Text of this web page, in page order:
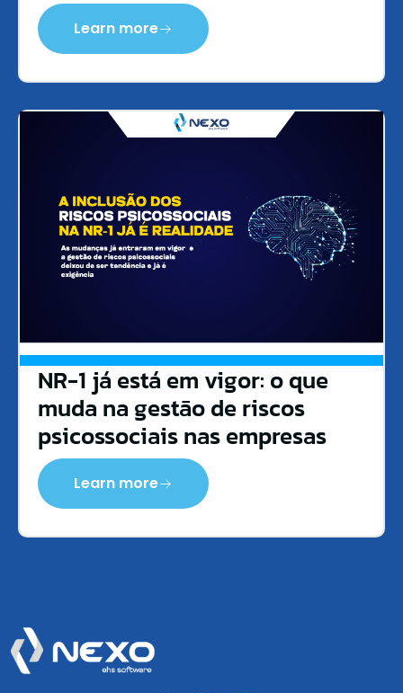
Learn more
NR-1 já está em vigor: o que
muda na gestão de riscos
psicossociais nas empresas
Learn more